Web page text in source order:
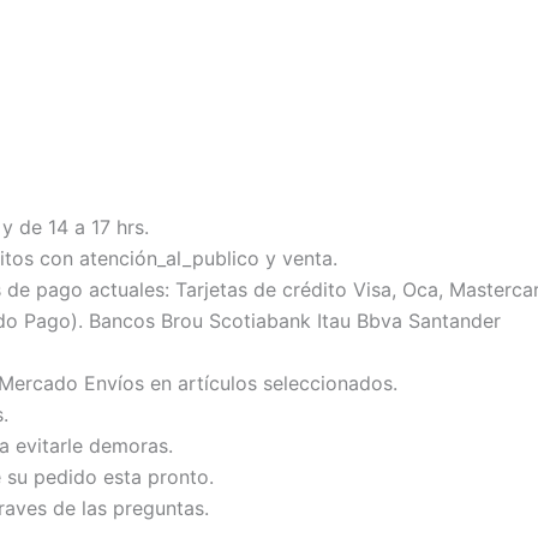
de 14 a 17 hrs.
con atención_al_publico y venta.
pago actuales: Tarjetas de crédito Visa, Oca,
Pago). Bancos Brou Scotiabank Itau Bbva Santander
Envíos en artículos seleccionados.
evitarle demoras.
pedido esta pronto.
de las preguntas.